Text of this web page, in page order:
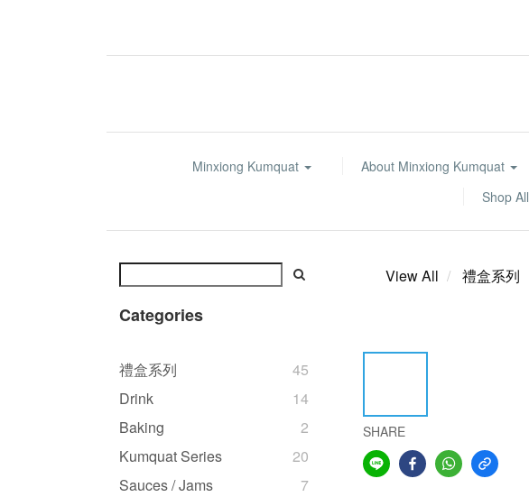
Minxiong Kumquat About Minxiong Kumquat
Shop All
Categories
禮盒系列
45
Drink
14
Baking
2
Kumquat Series
20
Sauces / Jams
7
View All 禮盒系列
SHARE